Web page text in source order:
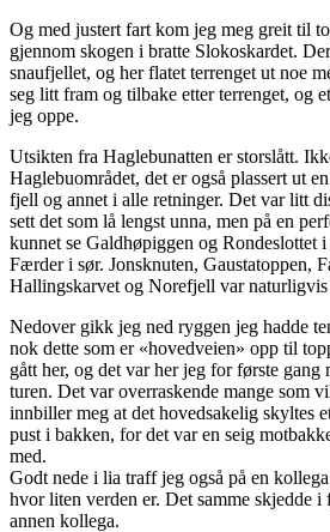
Og med justert fart kom jeg meg greit til
gjennom skogen i bratte Slokoskardet.
snaufjellet, og her flatet terrenget ut noe
seg litt fram og tilbake etter terrenget, og
jeg oppe.
Utsikten fra Haglebunatten er storslått.
Haglebuområdet, det er også plassert ut
fjell og annet i alle retninger. Det var litt
sett det som lå lengst unna, men på en
kunnet se Galdhøpiggen og Rondeslottet
Færder i sør. Jonsknuten, Gaustatoppen,
Hallingskarvet og Norefjell var
Nedover gikk jeg ned ryggen jeg hadde
nok dette som er «hovedveien» opp til
gått her, og det var her jeg for første gang
turen. Det var overraskende mange som
innbiller meg at det hovedsakelig skyltes
pust i bakken, for det var en seig
med.
Godt nede i lia traff jeg også på en
hvor liten verden er. Det samme skjedde i
annen kollega.